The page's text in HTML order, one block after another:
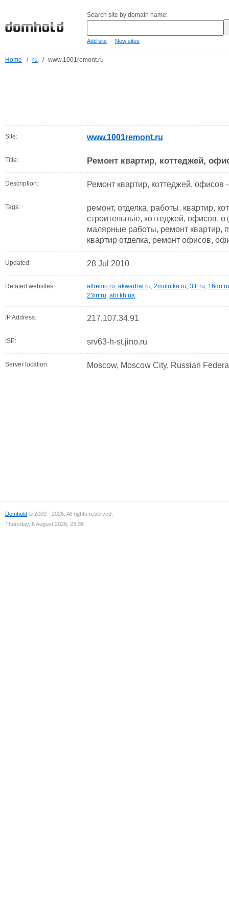
Search site by domain name:
Add site - New sites
Home / ru / www.1001remont.ru
Site: www.1001remont.ru
Title: Ремонт квартир, коттеджей,
Description: Ремонт квартир, коттеджей, офисов
Tags:
ремонт, отделка, работы, квартир,
строительные, коттеджей, офисов,
малярные работы, ремонт квартир,
квартир отделка, ремонт офисов,
Updated: 28 Jul 2010
Related websites: allremo.ru, akwadrat.ru, 2molotka.ru, 3ltt.ru, 16do.ru
23irr.ru, abi.kh.ua
IP Address: 217.107.34.91
ISP: srv63-h-st.jino.ru
Server location: Moscow, Moscow City, Russian
Domhold © 2009 - 2026. All rights reserved.
Thursday, 6 August 2026, 23:36